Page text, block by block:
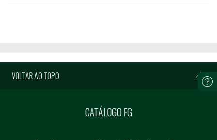
VOLTAR AO TOPO
CATÁLOGO FG